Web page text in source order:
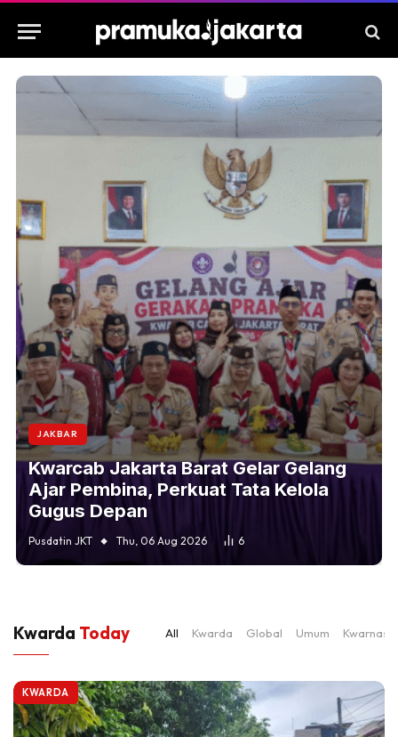
JAKBAR
Kwarcab Jakarta Barat Gelar Gelang
Ajar Pembina, Perkuat Tata Kelola
Gugus Depan
Pusdatin JKT Thu, 06 Aug 2026 6
Kwarda Today All Kwarda Global Umum Kwarnas
KWARDA